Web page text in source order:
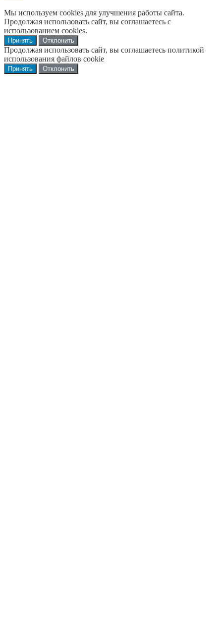
Мы используем cookies для улучшения работы сайта.
Продолжая использовать сайт, вы соглашаетесь с
использованием cookies.
Принять Отклонить
Продолжая использовать сайт, вы соглашаетесь политикой
использования файлов cookie
Принять Отклонить